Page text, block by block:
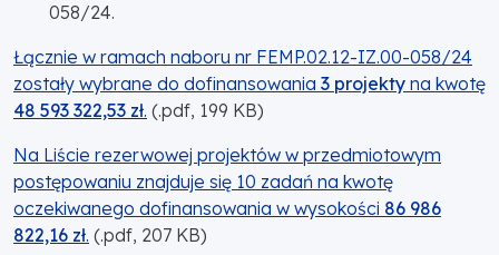
058/24.
Łącznie w ramach naboru nr FEMP.02.12-IZ.00-058/24
zostały wybrane do dofinansowania 3 projekty na kwotę
48 593 322,53 zł. (.pdf, 199 KB)
Na Liście rezerwowej projektów w przedmiotowym
postępowaniu znajduje się 10 zadań na kwotę
oczekiwanego dofinansowania w wysokości 86 986
822,16 zł. (.pdf, 207 KB)